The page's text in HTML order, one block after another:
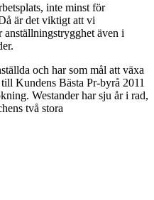
inte minst för
är det viktigt att vi
anställningstrygghet även i
och har som mål att växa
Kundens Bästa Pr-byrå 2011
Westander har sju år i rad,
två stora